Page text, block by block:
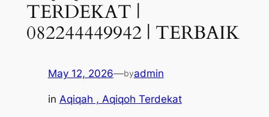
TERDEKAT |
082244449942 | TERBAIK
May 12, 2026—byadmin
in Aqiqah , Aqiqoh Terdekat